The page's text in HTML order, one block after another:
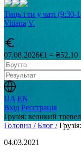
Тиць і ти у чаті (9:30-
Vitiana V.
07.08.2026€1 = ₴52,10
UA EN
Вхід Реєстрація
Грузія: великий
Головна / Блог /
04.03.2021